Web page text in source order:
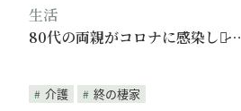
生活
80代の両親がコロナに感染した̷…
介護 終の棲家